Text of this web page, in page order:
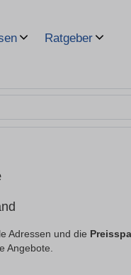
Ratgeber
Adressen und die
Angebote.